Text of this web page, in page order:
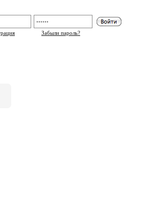
Забыли пароль?